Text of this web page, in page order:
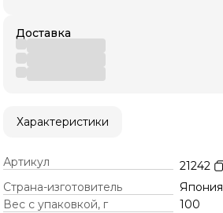
Доставка
Характеристики
Артикул
21242
Страна-изготовитель
Япония
Вес с упаковкой, г
100